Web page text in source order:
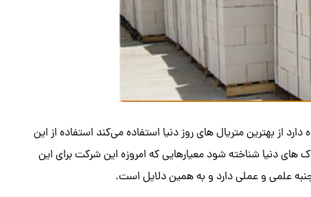
از بهترین متریال های روز دنیا استفاده می‌کند استفاده از این
دنیا شناخته شود معیارهایی که امروزه این شرکت برای این
علمی و عملی دارد و به همین دلایل است.